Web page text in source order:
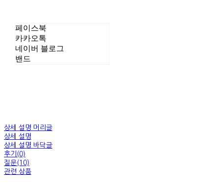
페이스북
카카오톡
네이버 블로그
밴드
상세 설명 머리글
상세 설명
상세 설명 바닥글
후기(0)
질문(10)
관련 상품